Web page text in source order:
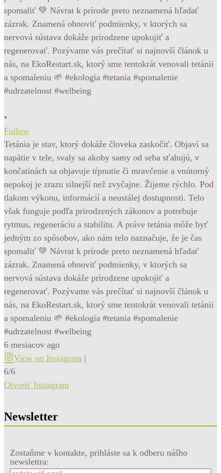
•
Follow
Tetánia je stav, ktorý dokáže človeka zaskočiť. Objaví sa
napätie v tele, svaly sa akoby samy od seba sťahujú, v
končatinách sa objavuje tŕpnutie či mravčenie a vnútorný
nepokoj je zrazu silnejší než zvyčajne. Žijeme rýchlo. Pod
tlakom výkonu, informácií a neustálej dostupnosti. Telo
však funguje podľa prirodzených zákonov a potrebuje
rytmus, regeneráciu a stabilitu. A práve tetánia môže byť
jedným zo spôsobov, ako nám telo naznačuje, že je čas
spomaliť 💚 Návrat k prírode preto neznamená hľadať
zázrak. Znamená obnoviť podmienky, v ktorých sa
nervová sústava dokáže prirodzene upokojiť a
regenerovať. Pozývame vás prečítať si najnovší článok u
nás, na EkoRestart.sk, ktorý sme tentokrát venovali tetánii
a spomaleniu 🌱 #ekologia #tetania #spomalenie
#udrzatelnost #welbeing
6 mesiacov ago
View on Instagram |
6/6
Otvoriť Instagram
Newsletter
Zostaňme v kontakte, prihláste sa k odberu nášho
newslettra: